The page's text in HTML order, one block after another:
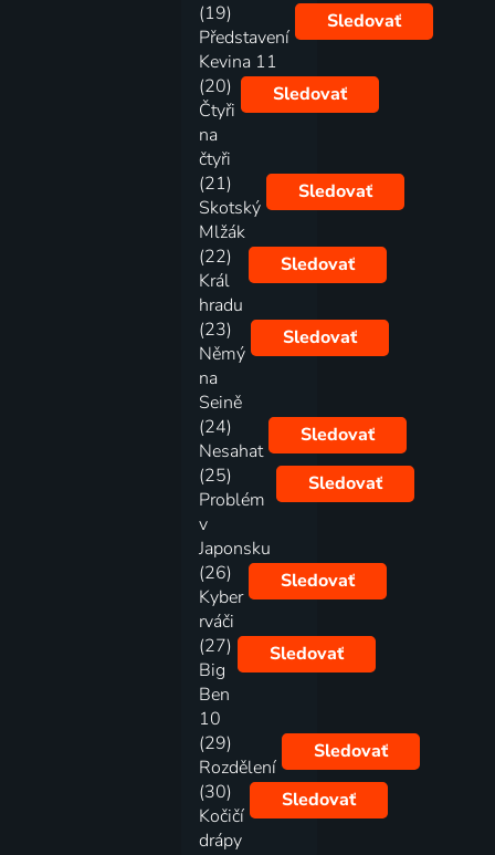
(19)
Představení
Kevina 11
Sledovať
(20)
Čtyři
na
čtyři
Sledovať
(21)
Skotský
Mlžák
Sledovať
(22)
Král
hradu
Sledovať
(23)
Němý
na
Seině
Sledovať
(24)
Nesahat
Sledovať
(25)
Problém
v
Japonsku
Sledovať
(26)
Kyber
rváči
Sledovať
(27)
Big
Ben
10
Sledovať
(29)
Rozdělení
Sledovať
(30)
Kočičí
drápy
Sledovať